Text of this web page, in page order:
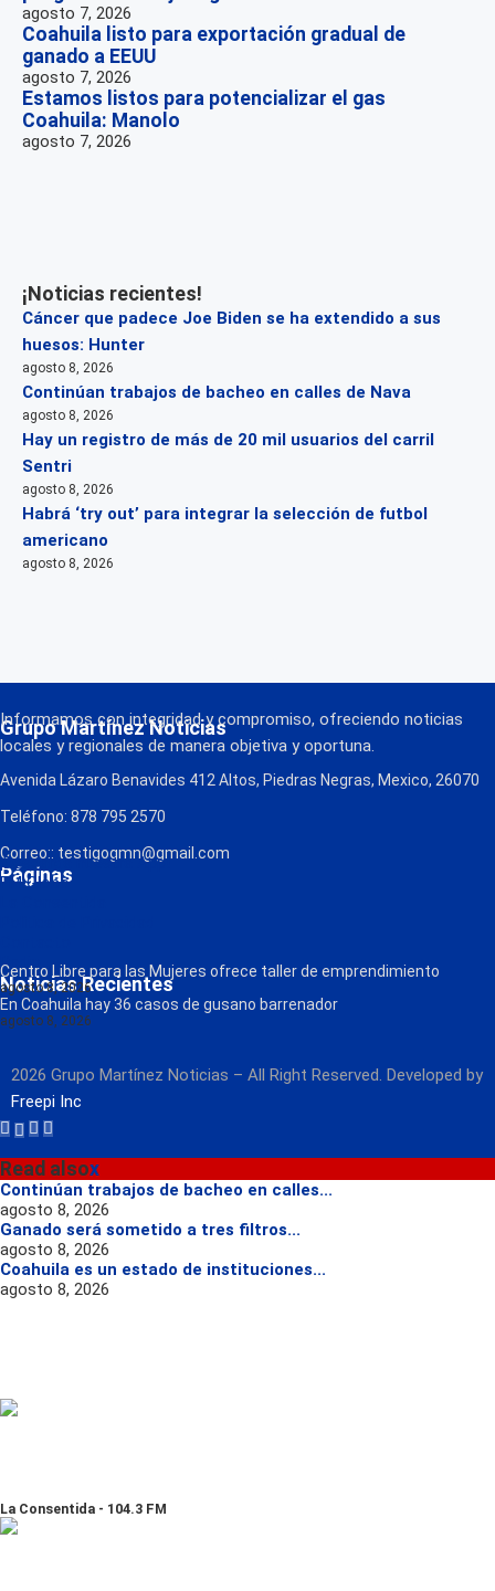
agosto 7, 2026
Coahuila listo para exportación gradual de
ganado a EEUU
agosto 7, 2026
Estamos listos para potencializar el gas
Coahuila: Manolo
agosto 7, 2026
¡Noticias recientes!
Cáncer que padece Joe Biden se ha extendido a sus
huesos: Hunter
agosto 8, 2026
Continúan trabajos de bacheo en calles de Nava
agosto 8, 2026
Hay un registro de más de 20 mil usuarios del carril
Sentri
agosto 8, 2026
Habrá ‘try out’ para integrar la selección de futbol
americano
agosto 8, 2026
Grupo Martínez Noticias
Informamos con integridad y compromiso, ofreciendo noticias
locales y regionales de manera objetiva y oportuna.
Avenida Lázaro Benavides 412 Altos, Piedras Negras, Mexico, 26070
Teléfono: 878 795 2570
Correo:: testigogmn@gmail.com
Páginas
¡Descarga nuestra App!
FM Globo
Radio
Noticias Recientes
Centro Libre para las Mujeres ofrece taller de emprendimiento
agosto 8, 2026
En Coahuila hay 36 casos de gusano barrenador
agosto 8, 2026
2026 Grupo Martínez Noticias – All Right Reserved. Developed by
Freepi Inc
Read alsox
Continúan trabajos de bacheo en calles...
agosto 8, 2026
Ganado será sometido a tres filtros...
agosto 8, 2026
Coahuila es un estado de instituciones...
agosto 8, 2026
La Consentida - 104.3 FM